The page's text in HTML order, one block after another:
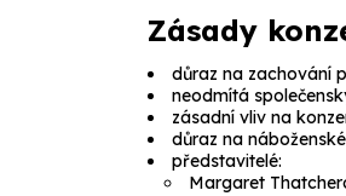
Zásady
důraz na zachování
neodmítá
zásadní vliv na
důraz na
představitelé:
Margaret